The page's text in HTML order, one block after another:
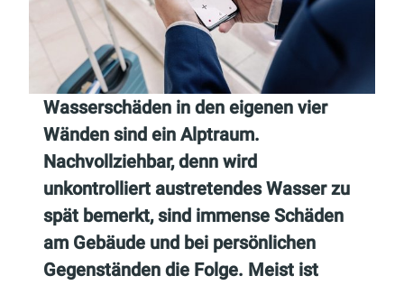
Wasserschäden in den eigenen vier
Wänden sind ein Alptraum.
Nachvollziehbar, denn wird
unkontrolliert austretendes Wasser zu
spät bemerkt, sind immense Schäden
am Gebäude und bei persönlichen
Gegenständen die Folge. Meist ist